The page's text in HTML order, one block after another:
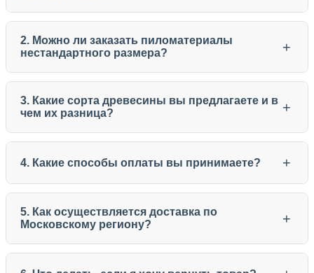
2. Можно ли заказать пиломатериалы
нестандартного размера?
+
3. Какие сорта древесины вы предлагаете и в
чем их разница?
+
4. Какие способы оплаты вы принимаете? +
5. Как осуществляется доставка по
Московскому региону?
+